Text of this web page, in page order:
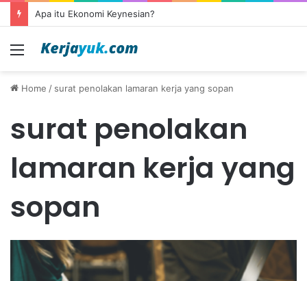
Apa itu Ekonomi Keynesian?
Menu
Home / surat penolakan lamaran kerja yang sopan
surat penolakan
lamaran kerja yang
sopan